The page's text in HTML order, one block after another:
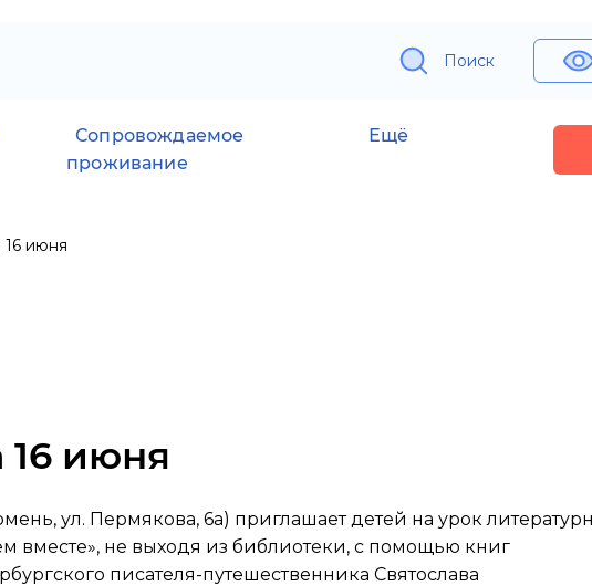
Поиск
Сопровождаемое
проживание
Ещё
июня
июня
ул. Пермякова, 6а) приглашает детей на урок
вместе», не выходя из библиотеки, с помощью книг
писателя-путешественника Святослава